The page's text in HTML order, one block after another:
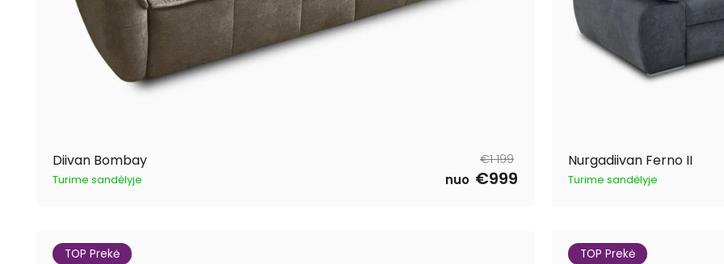
Diivan Bombay
Turime sandėlyje
Tavahind
€1 199
Müügihind
nuo €999
Nurgadiivan Ferno II
Turime sandėlyje
TOP Prekė TOP Prekė